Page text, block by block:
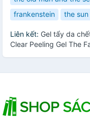
frankenstein
the
Liên kết: Gel tẩy da
Clear Peeling Gel The